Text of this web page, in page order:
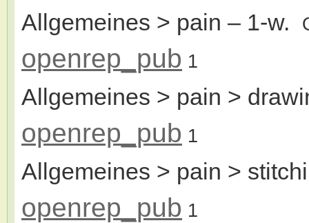
Allgemeines > pain – 1-w.
openrep_pub 1
Allgemeines > pain >
openrep_pub 1
Allgemeines > pain >
openrep_pub 1